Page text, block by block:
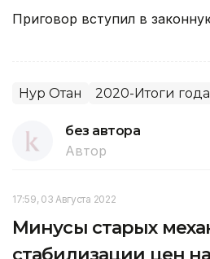
Приговор вступил в
Нур Отан 2020-Итоги года
без автора
Автор
17:59, 03 Августа 2022
Минусы старых